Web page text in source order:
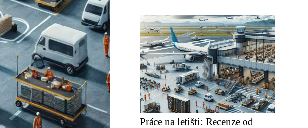
Práce na letišti: Recenze od